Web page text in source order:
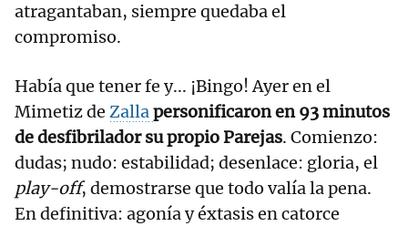
atragantaban, siempre quedaba el
compromiso.
Había que tener fe y... ¡Bingo! Ayer en el
Mimetiz de Zallapersonificaron en 93 minutos
de desfibrilador su propio Parejas. Comienzo:
dudas; nudo: estabilidad; desenlace: gloria, el
play-off, demostrarse que todo valía la pena.
En definitiva: agonía y éxtasis en catorce